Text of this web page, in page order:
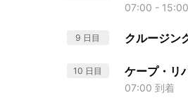
07:00 - 15:00
9 日目 クルージン
10 日目 ケープ・リ
07:00 到着